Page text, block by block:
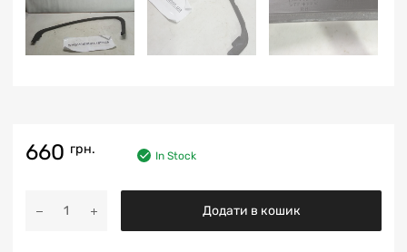
660 грн. In Stock
Додати в кошик